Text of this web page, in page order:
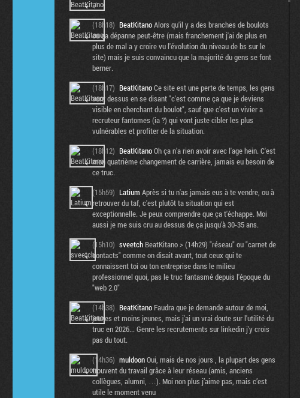
:/
(18h18) BeatKitanoAlors qu'il y a des branches de boulots
ou ça dépanne peut-être (mais franchement j'ai de plus en
plus de mal a y croire vu l'évolution du niveau de bs sur le
site) mais je suis convaincu que la majorité du gens se font
berner.
(18h17) BeatKitanoCe site est une perte de temps, les gens
vont dessus en se disant "c'est comme ça que je deviens
visible en cherchant du boulot", sauf que c'est un vivier a
recruteur fantomes (ia ?) qui vont juste cibler les plus
vulnérables et profiter de la situation.
(18h12) BeatKitanoOh ça n'a rien avoir avec l'age hein. C'est
mon quatrième changement de carrière, jamais eu besoin de
ce truc.
(15h59) Latium Après si tu n'as jamais eus à te vendre, ou à
retrouver du taf, c'est plutôt ta situation qui est
exceptionnelle. Je peux comprendre que ça t'échappe. Moi
aussi je me suis cru au dessus de ça jusqu'à 30-35 ans.
(15h10) sveetch BeatKitano > (14h29) "réseau" ou "carnet de
contacts" comme on disait avant, tout ceux qui te
connaissent toi ou ton entreprise dans le milieu
professionnel quoi, pas le truc fantasmé depuis l'époque du
"web 2.0"
(14h38) BeatKitano Faudra que je demande autour de moi,
jeunes et moins jeunes, mais j'ai un vrai doute sur l'utilité du
truc en 2026... Genre les recrutements sur linkedin j'y crois
pas du tout.
(14h36) muldoonOui, mais de nos jours , la plupart des gens
trouvent du travail grâce à leur réseau (amis, anciens
collègues, alumni, …). Moi non plus j’aime pas, mais c’est
utile le moment venu